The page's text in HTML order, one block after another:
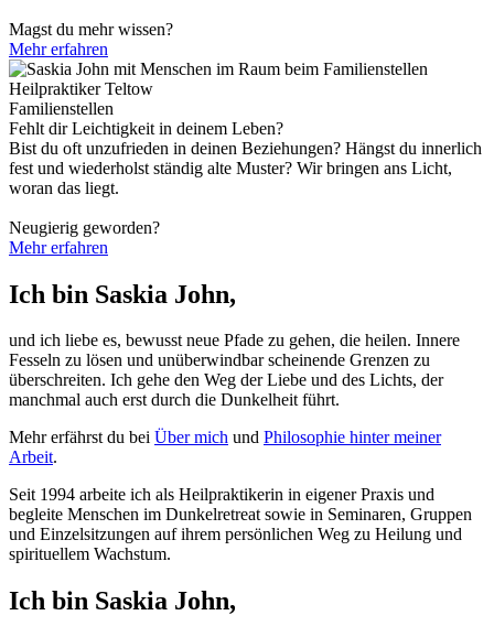
Magst du mehr wissen?
Mehr erfahren
Familienstellen
Fehlt dir Leichtigkeit in deinem Leben?
Bist du oft unzufrieden in deinen Beziehungen? Hängst du innerlich
fest und wiederholst ständig alte Muster? Wir bringen ans Licht,
woran das liegt.
Neugierig geworden?
Mehr erfahren
Ich bin Saskia John,
und ich liebe es, bewusst neue Pfade zu gehen, die heilen. Innere
Fesseln zu lösen und unüberwindbar scheinende Grenzen zu
überschreiten. Ich gehe den Weg der Liebe und des Lichts, der
manchmal auch erst durch die Dunkelheit führt.
Mehr erfährst du bei Über mich und Philosophie hinter meiner
Arbeit.
Seit 1994 arbeite ich als Heilpraktikerin in eigener Praxis und
begleite Menschen im Dunkelretreat sowie in Seminaren, Gruppen
und Einzelsitzungen auf ihrem persönlichen Weg zu Heilung und
spirituellem Wachstum.
Ich bin Saskia John,